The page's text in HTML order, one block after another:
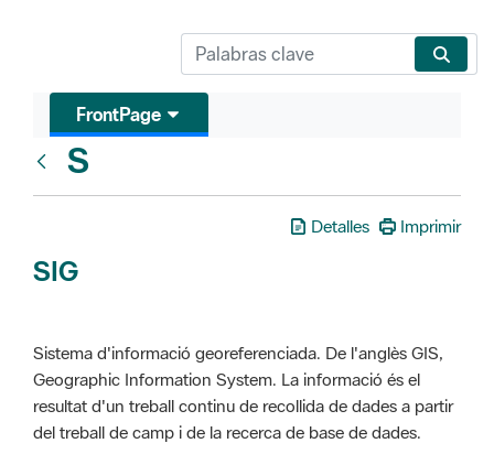
FrontPage
S
Detalles Imprimir
SIG
Sistema d'informació georeferenciada. De l'anglès GIS,
Geographic Information System. La informació és el
resultat d'un treball continu de recollida de dades a partir
del treball de camp i de la recerca de base de dades.